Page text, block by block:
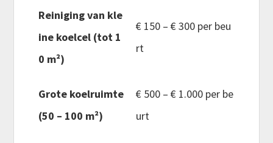
Reiniging van kle
ine koelcel (tot 1
0 m²)
€ 150 – € 300 per beu
rt
Grote koelruimte
(50 – 100 m²)
€ 500 – € 1.000 per be
urt